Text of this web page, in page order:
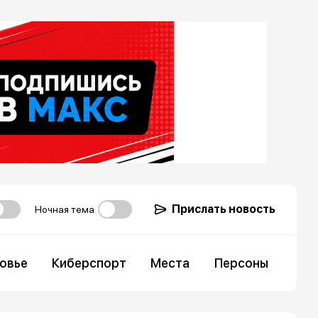
Ночная тема Прислать новость
Киберспорт Места Персоны